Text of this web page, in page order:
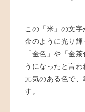
この「米」の文
金のように光り輝
「金色」や「金
うになったと言わ
元気のある色で
す。